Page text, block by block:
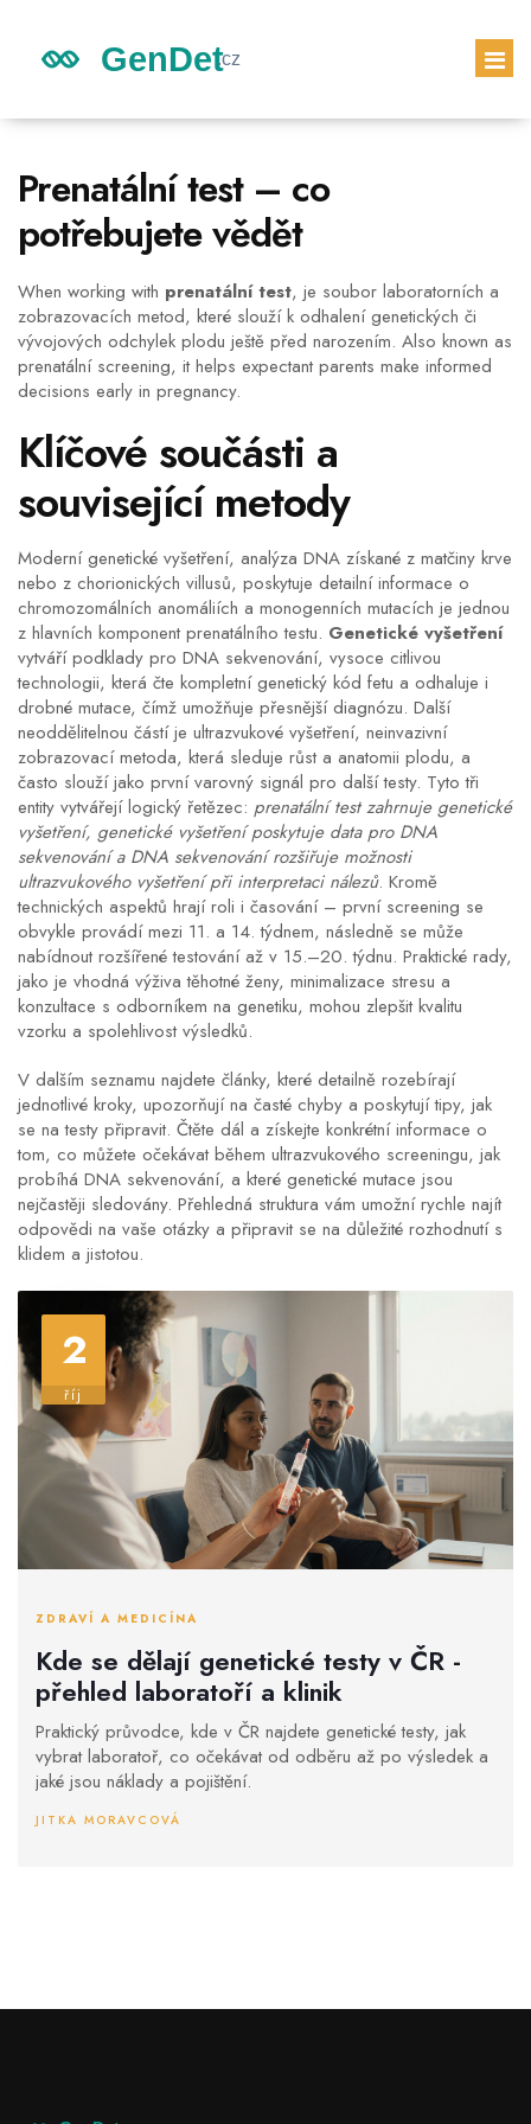
GENETICKÉ DĚDICTVÍ
DĚDICTVÍ DĚTÍ
GENETICKÝ TEST
Prenatální test – co
potřebujete vědět
When working with prenatální test, je soubor laboratorních a
zobrazovacích metod, které slouží k odhalení genetických či
vývojových odchylek plodu ještě před narozením. Also known as
prenatální screening, it helps expectant parents make informed
decisions early in pregnancy.
Klíčové součásti a
související metody
Modernígenetické vyšetření, analýza DNA získané z matčiny krve
nebo z chorionických villusů, poskytuje detailní informace o
chromozomálních anomáliích a monogenních mutacích je jednou
z hlavních komponent prenatálního testu. Genetické vyšetření
vytváří podklady pro DNA sekvenování, vysoce citlivou
technologii, která čte kompletní genetický kód fetu a odhaluje i
drobné mutace, čímž umožňuje přesnější diagnózu. Další
neoddělitelnou částí je ultrazvukové vyšetření, neinvazivní
zobrazovací metoda, která sleduje růst a anatomii plodu, a
často slouží jako první varovný signál pro další testy. Tyto tři
entity vytvářejí logický řetězec: prenatální test zahrnuje genetické
vyšetření, genetické vyšetření poskytuje data pro DNA
sekvenování a DNA sekvenování rozšiřuje možnosti
ultrazvukového vyšetření při interpretaci nálezů. Kromě
technických aspektů hrají roli i časování – první screening se
obvykle provádí mezi 11. a 14. týdnem, následně se může
nabídnout rozšířené testování až v 15.–20. týdnu. Praktické rady,
jako je vhodná výživa těhotné ženy, minimalizace stresu a
konzultace s odborníkem na genetiku, mohou zlepšit kvalitu
vzorku a spolehlivost výsledků.
V dalším seznamu najdete články, které detailně rozebírají
jednotlivé kroky, upozorňují na časté chyby a poskytují tipy, jak
se na testy připravit. Čtěte dál a získejte konkrétní informace o
tom, co můžete očekávat během ultrazvukového screeningu, jak
probíhá DNA sekvenování, a které genetické mutace jsou
nejčastěji sledovány. Přehledná struktura vám umožní rychle najít
odpovědi na vaše otázky a připravit se na důležité rozhodnutí s
klidem a jistotou.
2
říj
ZDRAVÍ A MEDICÍNA
Kde se dělají genetické testy v ČR -
přehled laboratoří a klinik
Praktický průvodce, kde v ČR najdete genetické testy, jak
vybrat laboratoř, co očekávat od odběru až po výsledek a
jaké jsou náklady a pojištění.
JITKA MORAVCOVÁ